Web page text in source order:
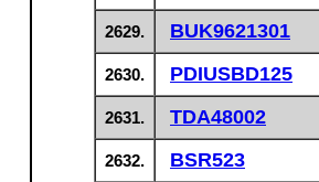
2629. BUK9621301
2630. PDIUSBD125
2631. TDA48002
2632. BSR523